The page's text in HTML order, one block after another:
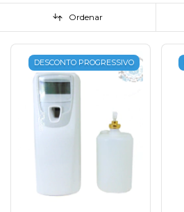
Ordenar
DESCONTO PROGRESSIVO